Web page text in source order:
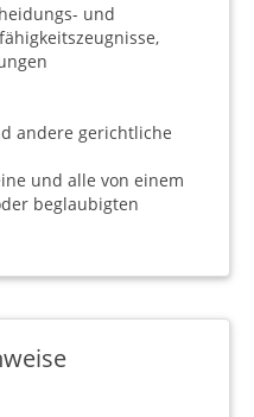
und
andere gerichtliche
und alle von einem
beglaubigten